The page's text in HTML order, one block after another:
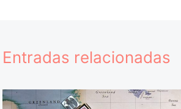
Entradas relacionadas